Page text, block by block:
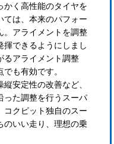
かく高性能のタイヤを
ては、本来のパフォー
。アライメントを調整
揮できるようにしまし
るアライメント調整
も有効です。
安定性の改善など、
った調整を行うスーパ
コクピット独自のスー
のいい走り、理想の乗